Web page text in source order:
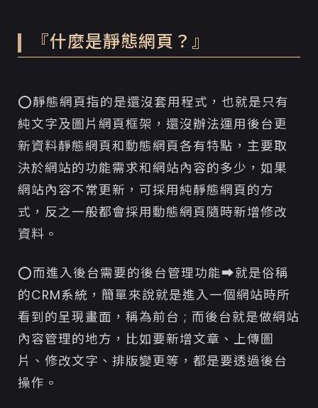
『什麼是靜態網頁？』
⭕靜態網頁指的是還沒套用程式，也就是只有
純文字及圖片網頁框架，還沒辦法運用後台更
新資料靜態網頁和動態網頁各有特點，主要取
決於網站的功能需求和網站內容的多少，如果
網站內容不常更新，可採用純靜態網頁的方
式，反之一般都會採用動態網頁隨時新增修改
資料。
⭕而進入後台需要的後台管理功能➡就是俗稱
的CRM系統，簡單來說就是進入一個網站時所
看到的呈現畫面，稱為前台 ; 而後台就是做網站
內容管理的地方，比如要新增文章、上傳圖
片、修改文字、排版變更等，都是要透過後台
操作。